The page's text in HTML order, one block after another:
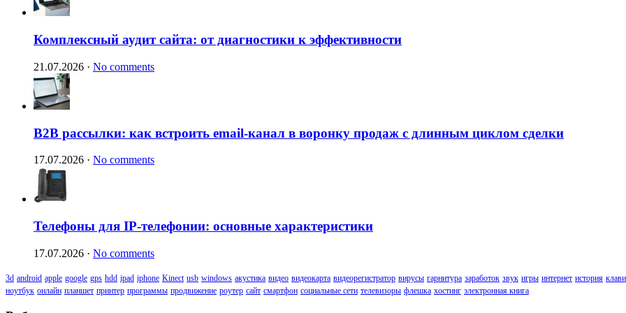
Комплексный аудит сайта: от диагностики к эффективности
21.07.2026 · No comments
B2B рассылки: как встроить email-канал в воронку продаж с длинным циклом сделки
17.07.2026 · No comments
Телефоны для IP-телефонии: основные характеристики
17.07.2026 · No comments
3d android apple google gps hdd ipad iphone Kinect usb windows акустика видео видеокарта видеорегистратор вирусы гарнитура заработок звук игры интернет история
ноутбук онлайн планшет принтер программы продвижение роутер сайт смартфон социальные сети телевизоры флешка хостинг электронная книга